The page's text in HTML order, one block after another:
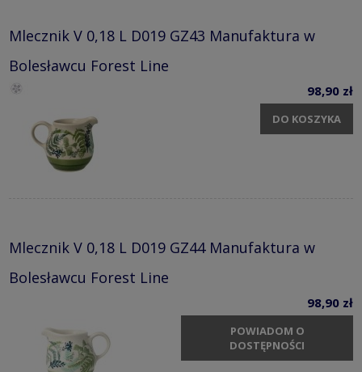
Mlecznik V 0,18 L D019 GZ43 Manufaktura w
Bolesławcu Forest Line
98,90 zł
DO KOSZYKA
Mlecznik V 0,18 L D019 GZ44 Manufaktura w
Bolesławcu Forest Line
98,90 zł
POWIADOM O
DOSTĘPNOŚCI